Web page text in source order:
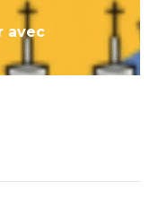
avec